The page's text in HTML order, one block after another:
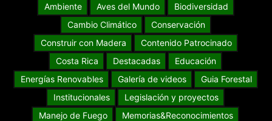
Ambiente
Aves del Mundo
Biodiversidad
Cambio Climático
Conservación
Construir con Madera
Contenido Patrocinado
Costa Rica
Destacadas
Educación
Energías Renovables
Galería de videos
Guia Forestal
Institucionales
Legislación y proyectos
Manejo de Fuego
Memorias&Reconocimientos